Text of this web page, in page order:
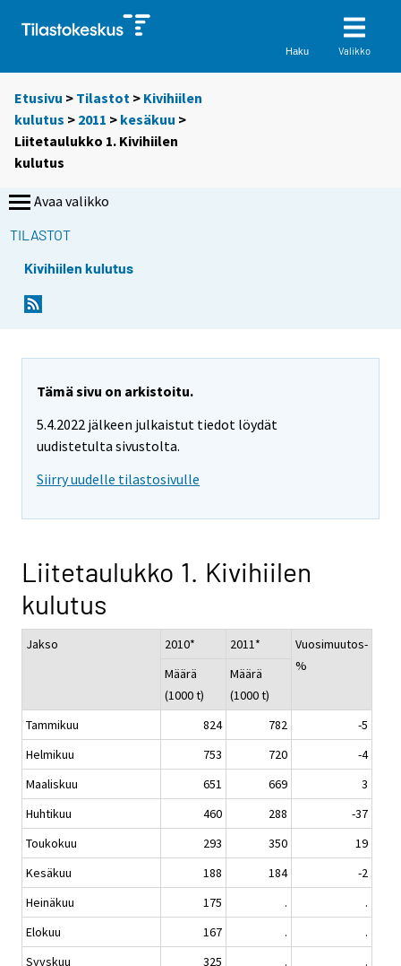
Haku Valikko
Etusivu > Tilastot > Kivihiilen
kulutus > 2011 > kesäkuu >
Liitetaulukko 1. Kivihiilen
kulutus
Avaa valikko
TILASTOT
Kivihiilen kulutus
Tämä sivu on arkistoitu.
5.4.2022 jälkeen julkaistut tiedot löydät
uudistetulta sivustolta.
Siirry uudelle tilastosivulle
Liitetaulukko 1. Kivihiilen
kulutus
Jakso 2010* 2011*
Vuosimuutos-
%
Määrä
(1000 t)
Määrä
(1000 t)
Tammikuu
824 782
-5
Helmikuu
753 720
-4
Maaliskuu
651 669
3
Huhtikuu
460 288
-37
Toukokuu
293 350
19
Kesäkuu
188 184
-2
Heinäkuu
175 .
.
Elokuu
167 .
.
Syyskuu
325 .
.